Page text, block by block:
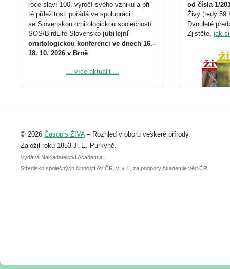
roce slaví 100. výročí svého vzniku a při
té příležitosti pořádá ve spolupráci
se Slovenskou ornitologickou společností
SOS/BirdLife Slovensko jubilejní
ornitologickou konferenci ve dnech 16.–
18. 10. 2026 v Brně.
Podrobnější informace ke konferenci
Registrovat se můžete do 6. září.
abstraktu přihlášené přednášky nebo
posteru je už 30. června.
... více aktualit ...
od čísla 1/
Živy (tedy 59
Dvouleté
Zjistěte, jak
© 2026 Časopis ŽIVA– Rozhled v oboru veškeré přírody.
Založil roku 1853 J. E. Purkyně.
Vydává Nakladatelství Academia,
Středisko společných činností AV ČR, v. v. i., za podpory Akademie věd ČR.